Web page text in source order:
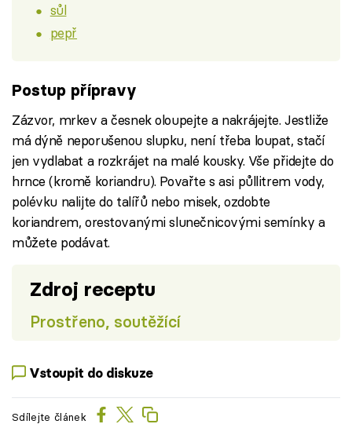
sůl
pepř
Postup přípravy
Zázvor, mrkev a česnek oloupejte a nakrájejte. Jestliže
má dýně neporušenou slupku, není třeba loupat, stačí
jen vydlabat a rozkrájet na malé kousky. Vše přidejte do
hrnce (kromě koriandru). Povařte s asi půllitrem vody,
polévku nalijte do talířů nebo misek, ozdobte
koriandrem, orestovanými slunečnicovými semínky a
můžete podávat.
Zdroj receptu
Prostřeno, soutěžící
Vstoupit do diskuze
Sdílejte článek